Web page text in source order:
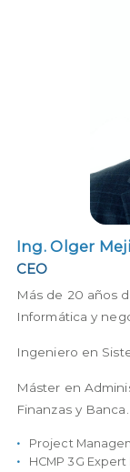
Ing. Olger
CEO
Más de 20 años
Informática y
Ingeniero en
Máster en
Finanzas y Banca.
Project
HCMP 3G